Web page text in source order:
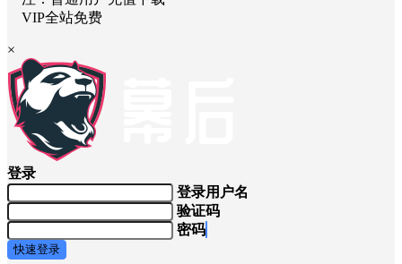
VIP全站免费
×
登录
登录用户名
验证码
密码
快速登录